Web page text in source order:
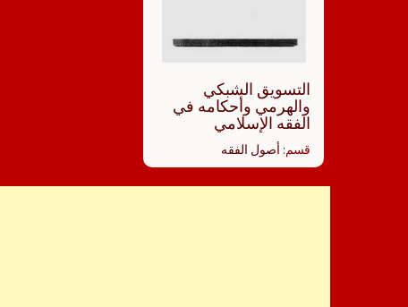
التسويق الشبكي
والهرمي وأحكامه في
الفقه الإسلامي
قسم: أصول الفقه